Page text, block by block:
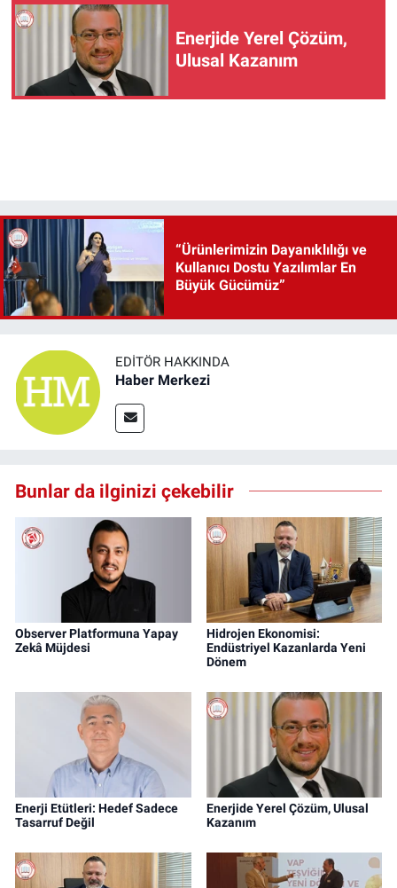
Enerjide Yerel Çözüm,
Ulusal Kazanım
“Ürünlerimizin Dayanıklılığı ve
Kullanıcı Dostu Yazılımlar En
Büyük Gücümüz”
EDITÖR HAKKINDA
Haber Merkezi
Bunlar da ilginizi çekebilir
Observer Platformuna Yapay
Zekâ Müjdesi
Hidrojen Ekonomisi:
Endüstriyel Kazanlarda Yeni
Dönem
Enerji Etütleri: Hedef Sadece
Tasarruf Değil
Enerjide Yerel Çözüm, Ulusal
Kazanım